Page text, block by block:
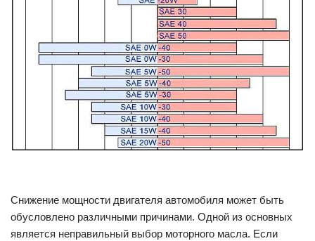
Снижение мощности двигателя автомобиля может быть
обусловлено различными причинами. Одной из основных
является неправильный выбор моторного масла. Если